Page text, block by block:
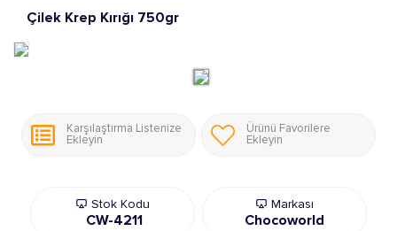
Çilek Krep Kırığı 750gr
Karşılaştırma Listenize
Ekleyin
Ürünü Favorilere
Ekleyin
Stok Kodu
CW-4211
Markası
Chocoworld